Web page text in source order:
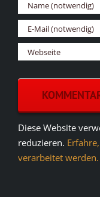
Diese Website
reduzieren.
verarbeitet werden.